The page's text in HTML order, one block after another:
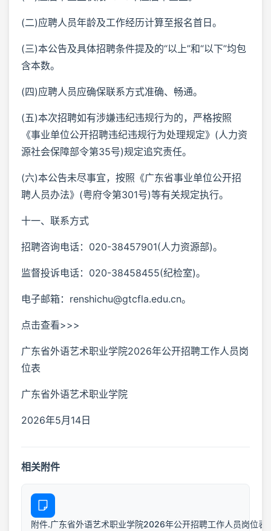
(二)应聘人员年龄及工作经历计算至报名首日。
(三)本公告及具体招聘条件提及的“以上”和“以下”均包
含本数。
(四)应聘人员应确保联系方式准确、畅通。
(五)本次招聘如有涉嫌违纪违规行为的，严格按照
《事业单位公开招聘违纪违规行为处理规定》(人力资
源社会保障部令第35号)规定追究责任。
(六)本公告未尽事宜，按照《广东省事业单位公开招
聘人员办法》(粤府令第301号)等有关规定执行。
十一、联系方式
招聘咨询电话：020-38457901(人力资源部)。
监督投诉电话：020-38458455(纪检室)。
电子邮箱：renshichu@gtcfla.edu.cn。
点击查看>>>
广东省外语艺术职业学院2026年公开招聘工作人员岗
位表
广东省外语艺术职业学院
2026年5月14日
相关附件
附件.广东省外语艺术职业学院2026年公开招聘工作人员岗位表